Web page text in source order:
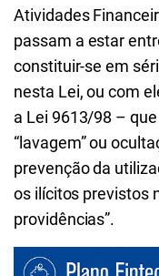
Atividades
passam a estar
constituir-se em
nesta Lei, ou com
a Lei 9613/98 –
“lavagem” ou
prevenção da
os ilícitos previstos
providências”.